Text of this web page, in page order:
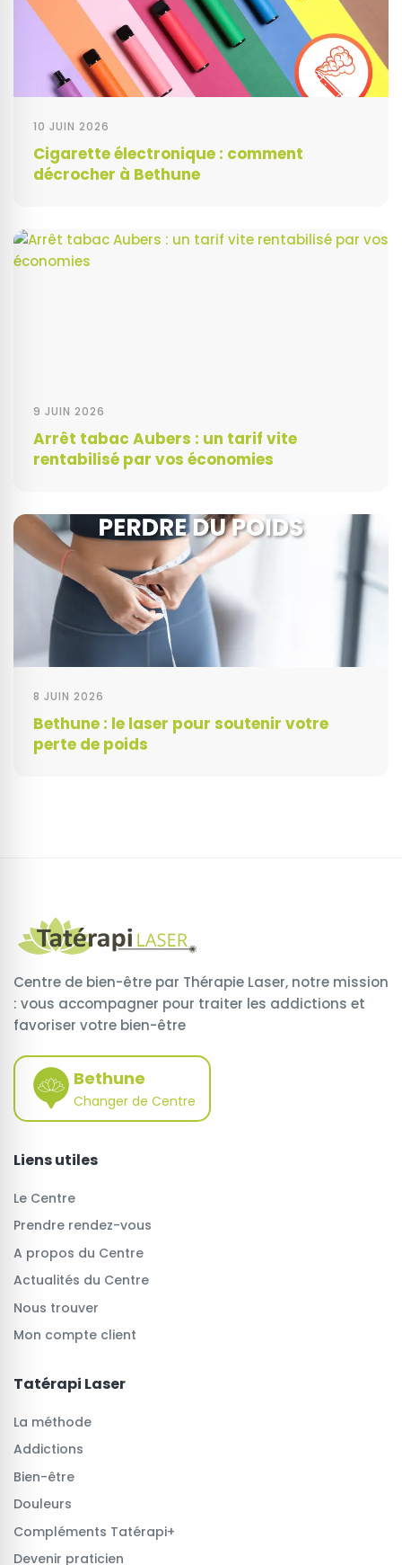
10 JUIN 2026
Cigarette électronique : comment
décrocher à Bethune
9 JUIN 2026
Arrêt tabac Aubers : un tarif vite
rentabilisé par vos économies
8 JUIN 2026
Bethune : le laser pour soutenir votre
perte de poids
Centre de bien-être par Thérapie Laser, notre mission
: vous accompagner pour traiter les addictions et
favoriser votre bien-être
Bethune
Changer de Centre
Liens utiles
Le Centre
Prendre rendez-vous
A propos du Centre
Actualités du Centre
Nous trouver
Mon compte client
Tatérapi Laser
La méthode
Addictions
Bien-être
Douleurs
Compléments Tatérapi+
Devenir praticien